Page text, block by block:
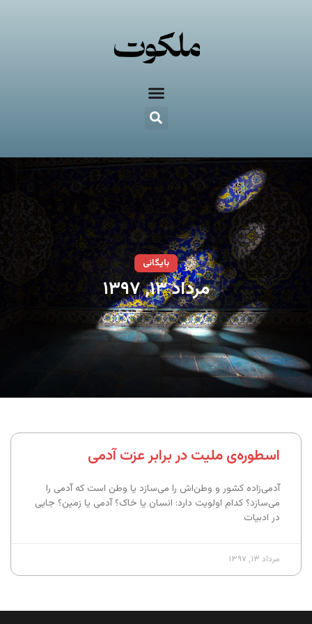
بایگانی
مرداد ۱۳, ۱۳۹۷
اسطوره‌ی ملیت در برابر عزت آدمی
آدمی‌زاده کشور و وطن‌اش را می‌سازد یا وطن است که آدمی را
می‌سازد؟ کدام اولویت دارد: انسان یا خاک؟ آدمی یا زمین؟ جایی
در ادبیات
مرداد ۱۳, ۱۳۹۷